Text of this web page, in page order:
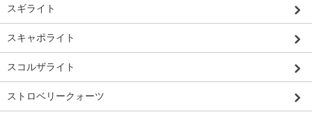
スギライト
スキャポライト
スコルザライト
ストロベリークォーツ